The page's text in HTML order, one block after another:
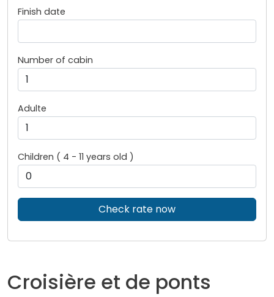
Finish date
Number of cabin
Adulte
Children ( 4 - 11 years old )
Check rate now
Croisière et de ponts